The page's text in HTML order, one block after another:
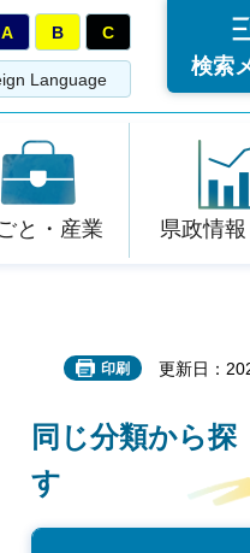
A B C
Language
検索
と・産業 県政情
印刷 更新日：
同じ分類から探
す